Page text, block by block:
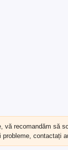
vă recomandăm să
contactați